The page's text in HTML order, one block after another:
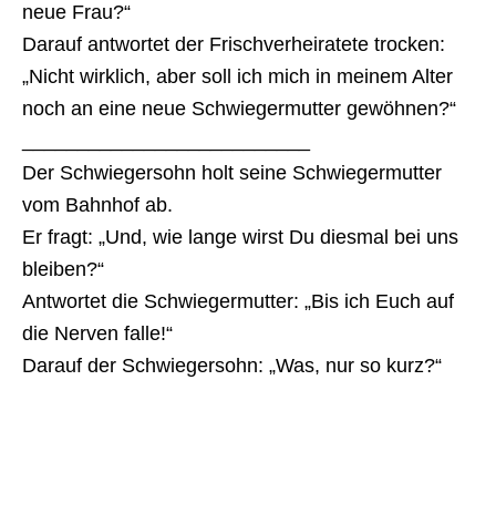
neue Frau?“
Darauf antwortet der Frischverheiratete trocken:
„Nicht wirklich, aber soll ich mich in meinem Alter
noch an eine neue Schwiegermutter gewöhnen?“
Der Schwiegersohn holt seine Schwiegermutter
vom Bahnhof ab.
Er fragt: „Und, wie lange wirst Du diesmal bei uns
bleiben?“
Antwortet die Schwiegermutter: „Bis ich Euch auf
die Nerven falle!“
Darauf der Schwiegersohn: „Was, nur so kurz?“